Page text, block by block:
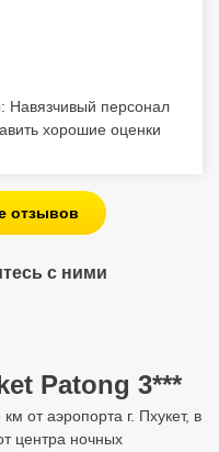
персонал
хорошие оценки
отзывов
с ними
Patong 3***
от аэропорта г. Пхукет, в
центра ночных